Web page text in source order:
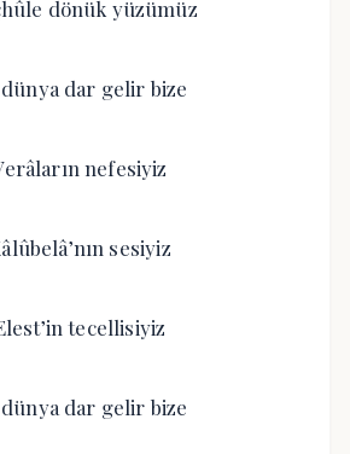
dönük yüzümüz
dar gelir bize
nefesiyiz
sesiyiz
tecellisiyiz
dar gelir bize